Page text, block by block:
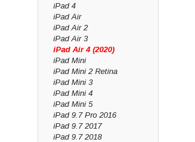
iPad 4
iPad Air
iPad Air 2
iPad Air 3
iPad Air 4 (2020)
iPad Mini
iPad Mini 2 Retina
iPad Mini 3
iPad Mini 4
iPad Mini 5
iPad 9.7 Pro 2016
iPad 9.7 2017
iPad 9.7 2018